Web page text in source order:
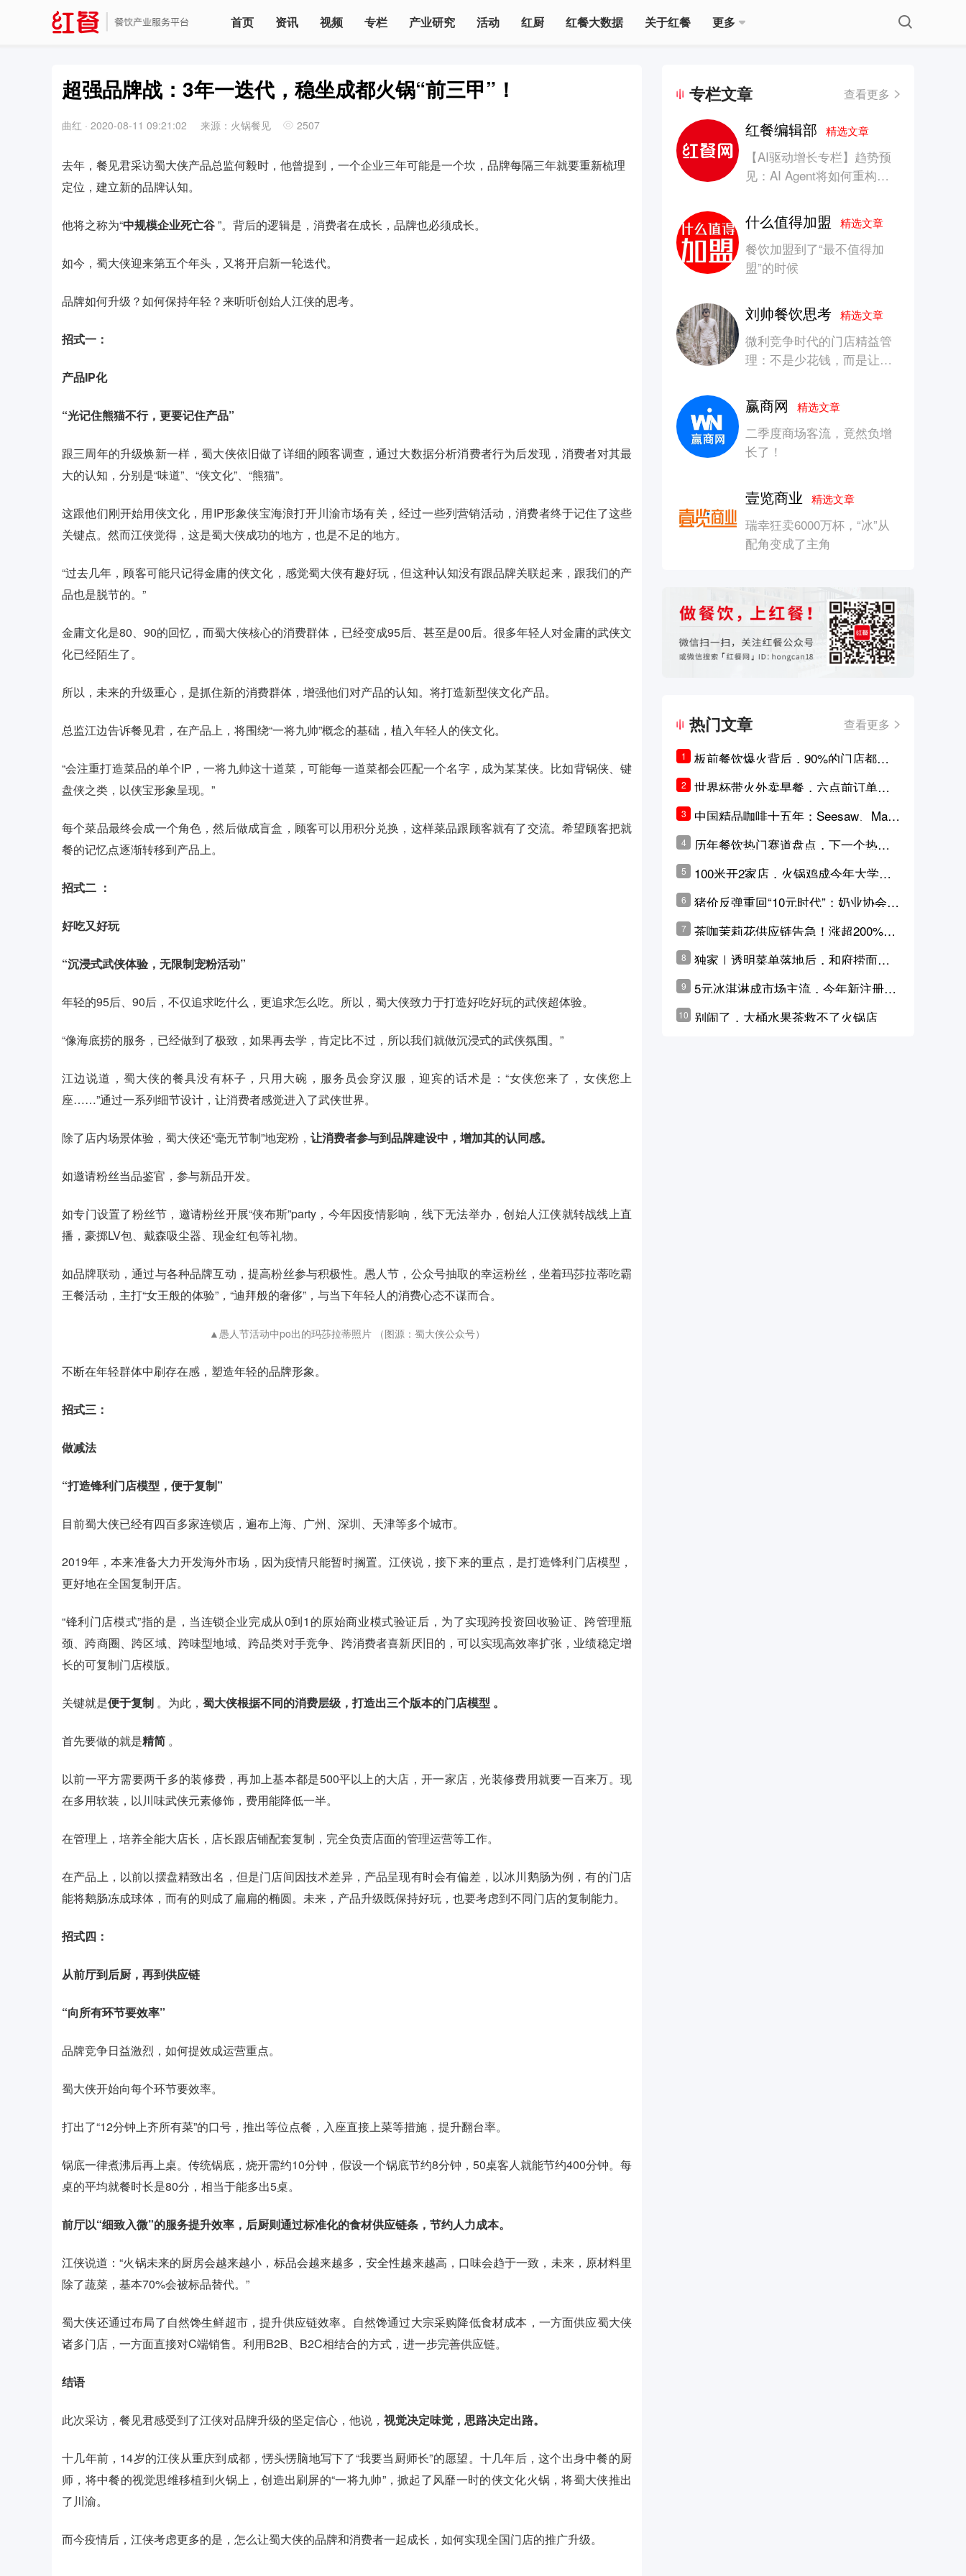
首页 资讯 视频 专栏 产业研究 活动 红厨 红餐大数据 关于红餐 更多
超强品牌战：3年一迭代，稳坐成都火锅“前三甲”！
曲红 · 2020-08-11 09:21:02 来源：火锅餐见 2507
去年，餐见君采访蜀大侠产品总监何毅时，他曾提到，一个企业三年可能是一个坎，品牌每隔三年就要重新梳理
定位，建立新的品牌认知。
他将之称为“中规模企业死亡谷”。背后的逻辑是，消费者在成长，品牌也必须成长。
如今，蜀大侠迎来第五个年头，又将开启新一轮迭代。
品牌如何升级？如何保持年轻？来听听创始人江侠的思考。
招式一：
产品IP化
“光记住熊猫不行，更要记住产品”
跟三周年的升级焕新一样，蜀大侠依旧做了详细的顾客调查，通过大数据分析消费者行为后发现，消费者对其最
大的认知，分别是“味道”、“侠文化”、“熊猫”。
这跟他们刚开始用侠文化，用IP形象侠宝海浪打开川渝市场有关，经过一些列营销活动，消费者终于记住了这些
关键点。然而江侠觉得，这是蜀大侠成功的地方，也是不足的地方。
“过去几年，顾客可能只记得金庸的侠文化，感觉蜀大侠有趣好玩，但这种认知没有跟品牌关联起来，跟我们的产
品也是脱节的。”
金庸文化是80、90的回忆，而蜀大侠核心的消费群体，已经变成95后、甚至是00后。很多年轻人对金庸的武侠文
化已经陌生了。
所以，未来的升级重心，是抓住新的消费群体，增强他们对产品的认知。将打造新型侠文化产品。
总监江边告诉餐见君，在产品上，将围绕“一将九帅”概念的基础，植入年轻人的侠文化。
“会注重打造菜品的单个IP，一将九帅这十道菜，可能每一道菜都会匹配一个名字，成为某某侠。比如背锅侠、键
盘侠之类，以侠宝形象呈现。”
每个菜品最终会成一个角色，然后做成盲盒，顾客可以用积分兑换，这样菜品跟顾客就有了交流。希望顾客把就
餐的记忆点逐渐转移到产品上。
招式二 ：
好吃又好玩
“沉浸式武侠体验，无限制宠粉活动”
年轻的95后、90后，不仅追求吃什么，更追求怎么吃。所以，蜀大侠致力于打造好吃好玩的武侠超体验。
“像海底捞的服务，已经做到了极致，如果再去学，肯定比不过，所以我们就做沉浸式的武侠氛围。”
江边说道，蜀大侠的餐具没有杯子，只用大碗，服务员会穿汉服，迎宾的话术是：“女侠您来了，女侠您上
座……”通过一系列细节设计，让消费者感觉进入了武侠世界。
除了店内场景体验，蜀大侠还“毫无节制”地宠粉， 让消费者参与到品牌建设中，增加其的认同感。
如邀请粉丝当品鉴官，参与新品开发。
如专门设置了粉丝节，邀请粉丝开展“侠布斯”party，今年因疫情影响，线下无法举办，创始人江侠就转战线上直
播，豪掷LV包、戴森吸尘器、现金红包等礼物。
如品牌联动，通过与各种品牌互动，提高粉丝参与积极性。愚人节，公众号抽取的幸运粉丝，坐着玛莎拉蒂吃霸
王餐活动，主打“女王般的体验”，“迪拜般的奢侈”，与当下年轻人的消费心态不谋而合。
▲愚人节活动中po出的玛莎拉蒂照片 （图源：蜀大侠公众号）
不断在年轻群体中刷存在感，塑造年轻的品牌形象。
招式三：
做减法
“打造锋利门店模型，便于复制”
目前蜀大侠已经有四百多家连锁店，遍布上海、广州、深圳、天津等多个城市。
2019年，本来准备大力开发海外市场，因为疫情只能暂时搁置。江侠说，接下来的重点，是打造锋利门店模型，
更好地在全国复制开店。
“锋利门店模式”指的是，当连锁企业完成从0到1的原始商业模式验证后，为了实现跨投资回收验证、跨管理瓶
颈、跨商圈、跨区域、跨味型地域、跨品类对手竞争、跨消费者喜新厌旧的，可以实现高效率扩张，业绩稳定增
长的可复制门店模版。
关键就是便于复制 。为此， 蜀大侠根据不同的消费层级，打造出三个版本的门店模型 。
首先要做的就是精简 。
以前一平方需要两千多的装修费，再加上基本都是500平以上的大店，开一家店，光装修费用就要一百来万。现
在多用软装，以川味武侠元素修饰，费用能降低一半。
在管理上，培养全能大店长，店长跟店铺配套复制，完全负责店面的管理运营等工作。
在产品上，以前以摆盘精致出名，但是门店间因技术差异，产品呈现有时会有偏差，以冰川鹅肠为例，有的门店
能将鹅肠冻成球体，而有的则成了扁扁的椭圆。未来，产品升级既保持好玩，也要考虑到不同门店的复制能力。
招式四：
从前厅到后厨，再到供应链
“向所有环节要效率”
品牌竞争日益激烈，如何提效成运营重点。
蜀大侠开始向每个环节要效率。
打出了“12分钟上齐所有菜”的口号，推出等位点餐，入座直接上菜等措施，提升翻台率。
锅底一律煮沸后再上桌。传统锅底，烧开需约10分钟，假设一个锅底节约8分钟，50桌客人就能节约400分钟。每
桌的平均就餐时长是80分，相当于能多出5桌。
前厅以“细致入微”的服务提升效率，后厨则通过标准化的食材供应链条，节约人力成本。
江侠说道：“火锅未来的厨房会越来越小，标品会越来越多，安全性越来越高，口味会趋于一致，未来，原材料里
除了蔬菜，基本70%会被标品替代。”
蜀大侠还通过布局了自然馋生鲜超市，提升供应链效率。自然馋通过大宗采购降低食材成本，一方面供应蜀大侠
诸多门店，一方面直接对C端销售。利用B2B、B2C相结合的方式，进一步完善供应链。
结语
此次采访，餐见君感受到了江侠对品牌升级的坚定信心，他说， 视觉决定味觉，思路决定出路。
十几年前，14岁的江侠从重庆到成都，愣头愣脑地写下了“我要当厨师长”的愿望。十几年后，这个出身中餐的厨
师，将中餐的视觉思维移植到火锅上，创造出刷屏的“一将九帅”，掀起了风靡一时的侠文化火锅，将蜀大侠推出
了川渝。
而今疫情后，江侠考虑更多的是，怎么让蜀大侠的品牌和消费者一起成长，如何实现全国门店的推广升级。
专栏文章 查看更多
红餐编辑部精选文章
【AI驱动增长专栏】趋势预
见：AI Agent将如何重构消
什么值得加盟精选文章
餐饮加盟到了“最不值得加
盟”的时候
刘帅餐饮思考精选文章
微利竞争时代的门店精益管
理：不是少花钱，而是让每
赢商网精选文章
二季度商场客流，竟然负增
长了！
壹览商业精选文章
瑞幸狂卖6000万杯，“冰”从
配角变成了主角
热门文章 查看更多
1
板前餐饮爆火背后，90%的门店都只
是徒有其表的刻意作秀？
2
世界杯带火外卖早餐，六点前订单大
3
中国精品咖啡十五年：Seesaw、Man
ner、M Stand为何结出了不同的果
实？
4
历年餐饮热门赛道盘点，下一个热门
5
100米开2家店，火锅鸡成今年大学城
6
猪价反弹重回“10元时代”；奶业协会称
原奶价格现回暖迹象
7
茶咖茉莉花供应链告急！涨超200%，
横州花价冲破50元一斤
8
独家｜透明菜单落地后，和府捞面李
学林公布未来10年计划
9
5元冰淇淋成市场主流，今年新注册相
10 别闹了，大桶水果茶救不了火锅店